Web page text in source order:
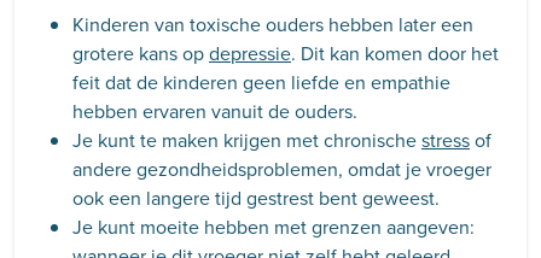
Kinderen van toxische ouders hebben later een
grotere kans opdepressie. Dit kan komen door het
feit dat de kinderen geen liefde en empathie
hebben ervaren vanuit de ouders.
Je kunt te maken krijgen met chronischestressof
andere gezondheidsproblemen, omdat je vroeger
ook een langere tijd gestrest bent geweest.
Je kunt moeite hebben met grenzen aangeven: